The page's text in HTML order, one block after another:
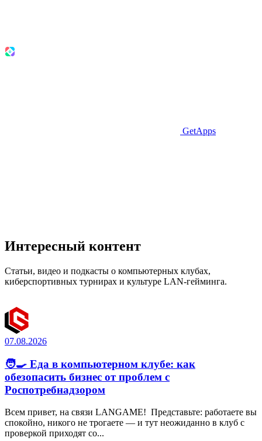
GetApps
Интересный контент
Статьи, видео и подкасты о компьютерных клубах,
киберспортивных турнирах и культуре LAN-гейминга.
07.08.2026
🧑‍🍳 Еда в компьютерном клубе: как
обезопасить бизнес от проблем с
Роспотребнадзором
Всем привет, на связи LANGAME! Представьте: работаете вы
спокойно, никого не трогаете — и тут неожиданно в клуб с
проверкой приходят со...